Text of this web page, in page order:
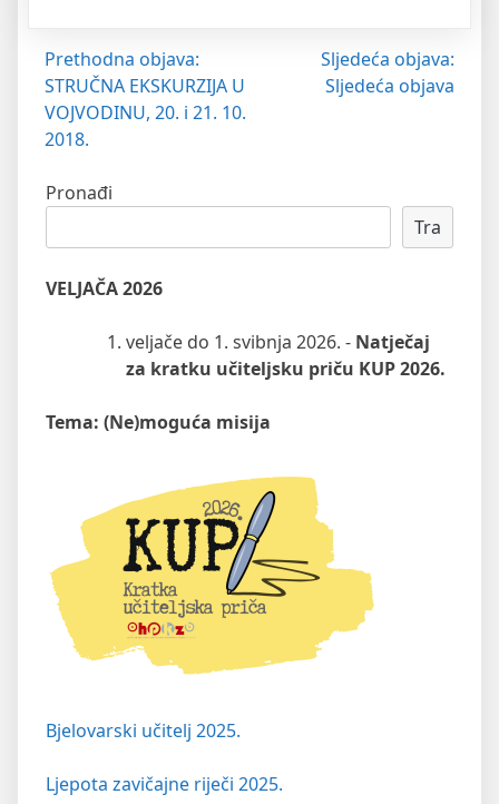
Navigacija
objava
Prethodna objava:
STRUČNA EKSKURZIJA U
VOJVODINU, 20. i 21. 10.
2018.
Sljedeća objava:
Sljedeća objava
Pronađi
Tra
VELJAČA 2026
veljače do 1. svibnja 2026. - Natječaj
za kratku učiteljsku priču KUP 2026.
Tema: (Ne)moguća misija
Bjelovarski učitelj 2025.
Ljepota zavičajne riječi 2025.